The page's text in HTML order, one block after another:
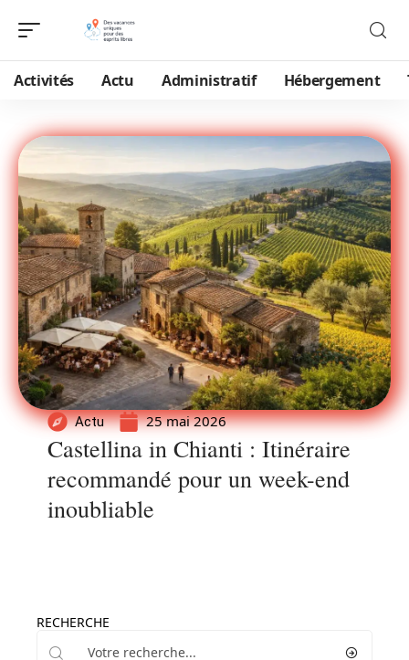
Activités Actu Administratif Hébergement
Actu 25 mai 2026
Castellina in Chianti : Itinéraire
recommandé pour un week-end
inoubliable
RECHERCHE